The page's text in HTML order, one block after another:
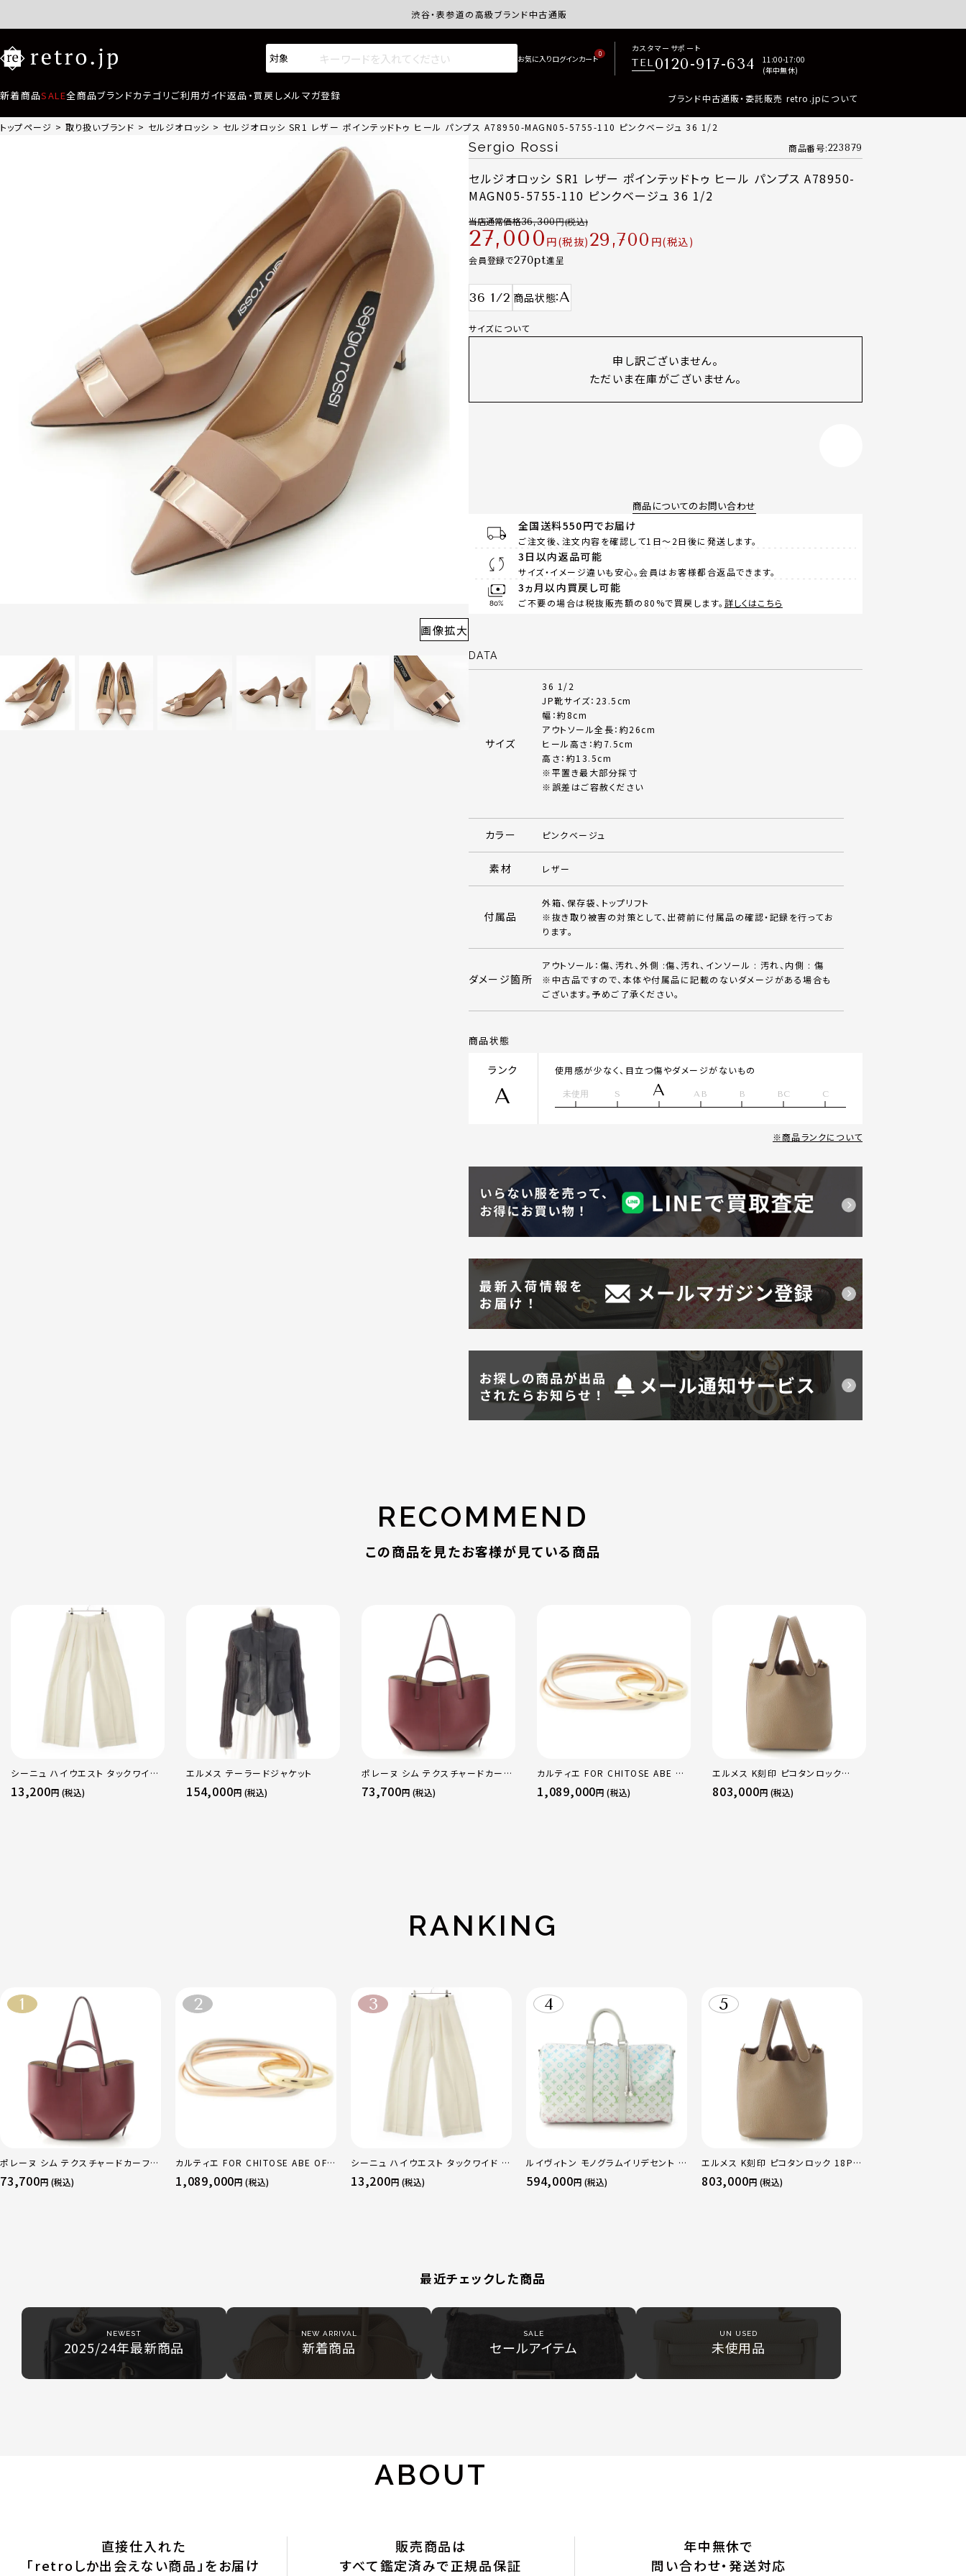
渋谷・表参道の高級ブランド中古通販サイトretro.jp商品はすべて正規品保証・返品可能（返品NG記載品を除く）
0
カスタマーサポート
TEL0120-917-634
11:00-17:00
(年中無休)
新着商品SALE全商品ブランドカテゴリ ご利用ガイド返品・買戻しメルマガ登録 ブランド中古通販・委託販売 retro.jpについて
トップページ 取り扱いブランド セルジオロッシ セルジオロッシ SR1 レザー ポインテッドトゥ ヒール パンプス A78950-MAGN05-5755-110 ピンクベージュ 36 1/2
画像拡大
Sergio Rossi 商品番号 223879
セルジオロッシ SR1 レザー ポインテッドトゥ ヒール パンプス A78950-
MAGN05-5755-110 ピンクベージュ 36 1/2
当店通常価格36,300
27,000 税抜 29,700 税込
会員登録で270 進呈
36 1/2 商品状態 A
サイズについて
申し訳ございません。
ただいま在庫がございません。
商品についてのお問い合わせ
全国送料550円でお届け
ご注文後、注文内容を確認して1日～2日後に発送します。
3日以内返品可能
サイズ・イメージ違いも安心。会員はお客様都合返品できます。
3ヵ月以内買戻し可能
ご不要の場合は税抜販売額の80%で買戻します。 詳しくはこちら
DATA
サイズ
36 1/2
JP靴サイズ：23.5cm
幅：約8cm
アウトソール全長：約26cm
ヒール高さ：約7.5cm
高さ：約13.5cm
※平置き最大部分採寸
※誤差はご容赦ください
カラー ピンクベージュ
素材 レザー
付属品
外箱、保存袋、トップリフト
※抜き取り被害の対策として、出荷前に付属品の確認・記録を行ってお
ります。
ダメージ箇所
アウトソール：傷、汚れ、外側 :傷、汚れ、インソール : 汚れ、内側 : 傷
※中古品ですので、本体や付属品に記載のないダメージがある場合も
ございます。予めご了承ください。
商品状態
ランク
A
使用感が少なく、目立つ傷やダメージがないもの
未使用 S A AB B BC C
商品ランクについて
RECOMMEND
この商品を見たお客様が見ている商品
シーニュ ハイウエスト タックワイド
パンツ ボトムス オフホワイト 0
13,200円 (税込)
エルメス テーラードジャケット
154,000円 (税込)
ポレーヌ シム テクスチャードカーフ
レザー トートバッグ ダークチェリー
レギュラー
73,700円 (税込)
カルティエ FOR CHITOSE ABE OF
sacai サカイ 750 YG×PG×WG
トリニティ リング 指輪 マルチカラー
1,089,000円 (税込)
エルメス K刻印 ピコタンロック
18PM トリヨン ハンドバッグ ゴール
ド金具 エトゥープ
803,000円 (税込)
RANKING
ポレーヌ シム テクスチャードカーフレ
ザー トートバッグ ダークチェリー レギ
ュラー
73,700円 (税込)
カルティエ FOR CHITOSE ABE OF
sacai サカイ 750 YG×PG×WG ト
リニティ リング 指輪 マルチカラー 50
1,089,000円 (税込)
シーニュ ハイウエスト タックワイド パ
ンツ ボトムス オフホワイト 0
13,200円 (税込)
ルイヴィトン モノグラムイリデセント キ
ーポルバンドリエール45 ボストンバッ
グ M13915 マルチカラー
594,000円 (税込)
エルメス K刻印 ピコタンロック 18PM
トリヨン ハンドバッグ ゴールド金具 エ
トゥープ
803,000円 (税込)
最近チェックした商品
NEWEST
2025/24年最新商品
NEW ARRIVAL
新着商品
SALE
セールアイテム
UN USED
未使用品
ABOUT
直接仕入れた
「retroしか出会えない商品」をお届け
販売商品は
すべて鑑定済みで正規品保証
年中無休で
問い合わせ・発送対応